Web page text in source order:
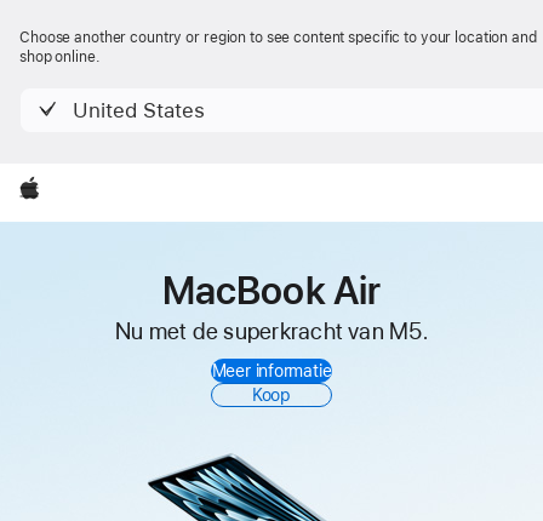
Choose another country or region to see content specific to your location and
shop online.
United States
Apple
Apple
MacBook Air
Nu met de superkracht van M5.
Meer informatie
Koop